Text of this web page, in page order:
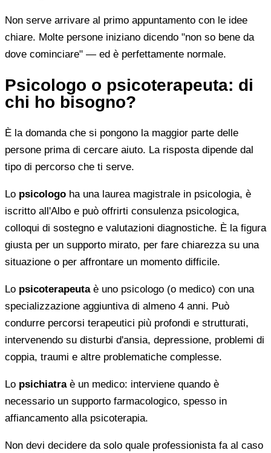
Non serve arrivare al primo appuntamento con le idee
chiare. Molte persone iniziano dicendo "non so bene da
dove cominciare" — ed è perfettamente normale.
Psicologo o psicoterapeuta: di
chi ho bisogno?
È la domanda che si pongono la maggior parte delle
persone prima di cercare aiuto. La risposta dipende dal
tipo di percorso che ti serve.
Lo psicologo ha una laurea magistrale in psicologia, è
iscritto all'Albo e può offrirti consulenza psicologica,
colloqui di sostegno e valutazioni diagnostiche. È la figura
giusta per un supporto mirato, per fare chiarezza su una
situazione o per affrontare un momento difficile.
Lo psicoterapeutaè uno psicologo (o medico) con una
specializzazione aggiuntiva di almeno 4 anni. Può
condurre percorsi terapeutici più profondi e strutturati,
intervenendo su disturbi d'ansia, depressione, problemi di
coppia, traumi e altre problematiche complesse.
Lo psichiatraè un medico: interviene quando è
necessario un supporto farmacologico, spesso in
affiancamento alla psicoterapia.
Non devi decidere da solo quale professionista fa al caso